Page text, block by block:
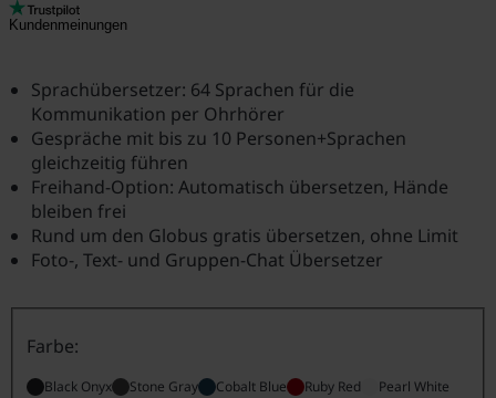
Kundenmeinungen
Sprachübersetzer: 64 Sprachen für die
Kommunikation per Ohrhörer
Gespräche mit bis zu 10 Personen+Sprachen
gleichzeitig führen
Freihand-Option: Automatisch übersetzen, Hände
bleiben frei
Rund um den Globus gratis übersetzen, ohne Limit
Foto-, Text- und Gruppen-Chat Übersetzer
Farbe:
Black Onyx Stone Gray Cobalt Blue Ruby Red Pearl White